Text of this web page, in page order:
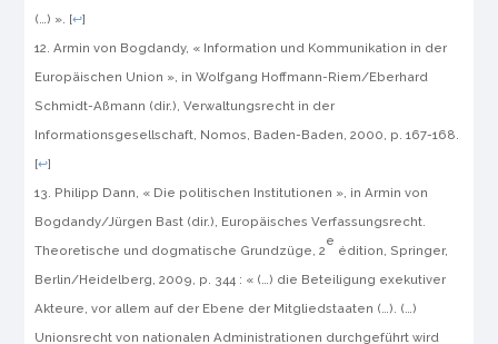
(…) ». [↩]
Armin von Bogdandy, « Information und Kommunikation in der
Europäischen Union », in Wolfgang Hoffmann-Riem/Eberhard
Schmidt-Aßmann (dir.),Verwaltungsrecht in der
Informationsgesellschaft, Nomos, Baden-Baden, 2000, p. 167-168.
[↩]
Philipp Dann, « Die politischen Institutionen », in Armin von
Bogdandy/Jürgen Bast (dir.), Europäisches Verfassungsrecht.
Theoretische und dogmatische Grundzüge, 2
e
édition, Springer,
Berlin/Heidelberg, 2009, p. 344 : « (…) die Beteiligung exekutiver
Akteure, vor allem auf der Ebene der Mitgliedstaaten (…). (…)
Unionsrecht von nationalen Administrationen durchgeführt wird